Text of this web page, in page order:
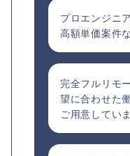
プロエンジニ
高額単価案件
完全フルリモ
望に合わせた
ご用意していま